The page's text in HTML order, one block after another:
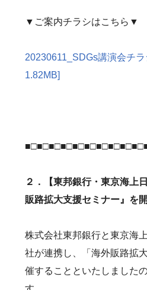
▼ご案内チラシはこちら▼
20230611_SDGs講演会チ
1.82MB]
２．【東邦銀行・東京海上
販路拡大支援セミナー』を
株式会社東邦銀行と東京海
社が連携し、「海外販路拡
催することといたしました